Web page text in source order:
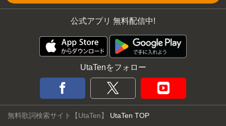
公式アプリ 無料配信中!
UtaTenをフォロー
無料歌詞検索サイト【UtaTen】 UtaTen TOP